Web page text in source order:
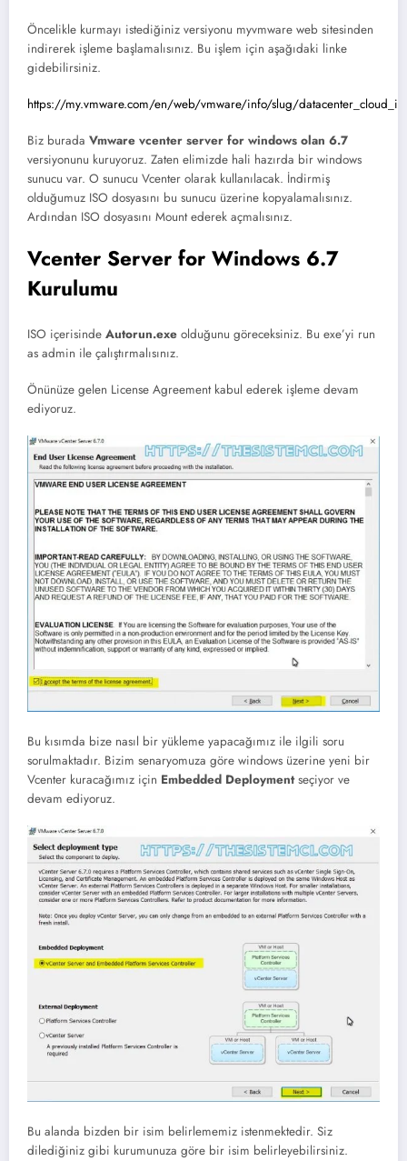
Öncelikle kurmayı istediğiniz versiyonu myvmware web sitesinden
indirerek işleme başlamalısınız. Bu işlem için aşağıdaki linke
gidebilirsiniz.
https://my.vmware.com/en/web/vmware/info/slug/
Biz burada Vmware vcenter server for windows olan 6.7
versiyonunu kuruyoruz. Zaten elimizde hali hazırda bir windows
sunucu var. O sunucu Vcenter olarak kullanılacak. İndirmiş
olduğumuz ISO dosyasını bu sunucu üzerine kopyalamalısınız.
Ardından ISO dosyasını Mount ederek açmalısınız.
Vcenter Server for Windows 6.7
Kurulumu
ISO içerisinde Autorun.exe olduğunu göreceksiniz. Bu exe’yi run
as admin ile çalıştırmalısınız.
Önünüze gelen License Agreement kabul ederek işleme devam
ediyoruz.
Bu kısımda bize nasıl bir yükleme yapacağımız ile ilgili soru
sorulmaktadır. Bizim senaryomuza göre windows üzerine yeni bir
Vcenter kuracağımız için Embedded Deploymentseçiyor ve
devam ediyoruz.
Bu alanda bizden bir isim belirlememiz istenmektedir. Siz
dilediğiniz gibi kurumunuza göre bir isim belirleyebilirsiniz.